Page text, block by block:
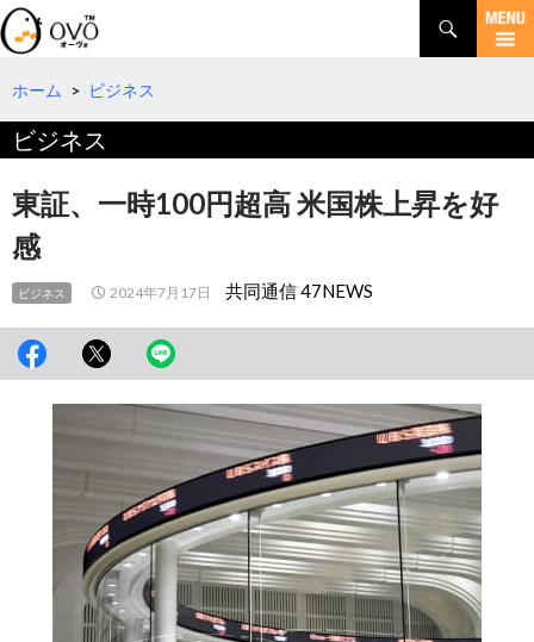
検
索
コ
テ
へ
移
動
ホーム > ビジネス
ビジネス
東証、一時100円超高 米国株上昇を好
感
ビジネス 2024年7月17日 共同通信 47NEWS